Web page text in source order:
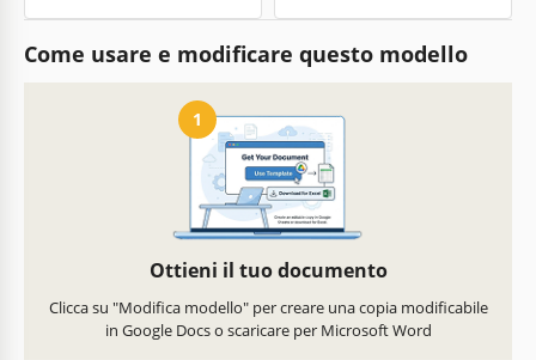
Come usare e modificare questo modello
1
Ottieni il tuo documento
Clicca su "Modifica modello" per creare una copia modificabile
in Google Docs o scaricare per Microsoft Word